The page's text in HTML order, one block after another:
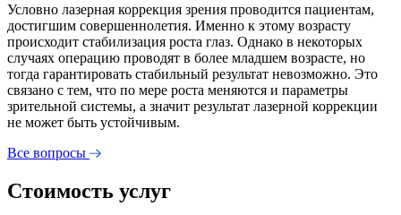
Условно лазерная коррекция зрения проводится пациентам,
достигшим совершеннолетия. Именно к этому возрасту
происходит стабилизация роста глаз. Однако в некоторых
случаях операцию проводят в более младшем возрасте, но
тогда гарантировать стабильный результат невозможно. Это
связано с тем, что по мере роста меняются и параметры
зрительной системы, а значит результат лазерной коррекции
не может быть устойчивым.
Все вопросы
Стоимость услуг